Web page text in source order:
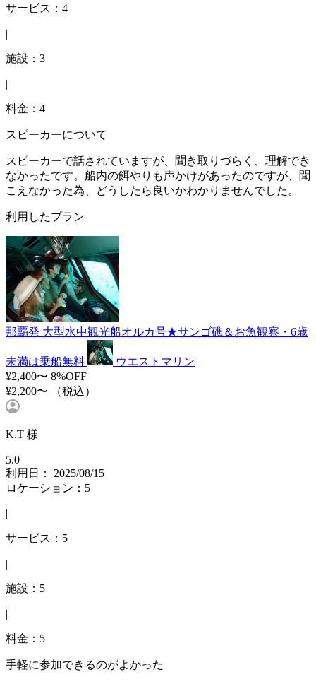
サービス：4
|
施設：3
|
料金：4
スピーカーについて
スピーカーで話されていますが、聞き取りづらく、理解でき
なかったです。船内の餌やりも声かけがあったのですが、聞
こえなかった為、どうしたら良いかわかりませんでした。
利用したプラン
那覇発 大型水中観光船オルカ号★サンゴ礁＆お魚観察・6歳
未満は乗船無料
ウエストマリン
¥2,400〜 8%OFF
¥2,200〜
（税込）
K.T 様
5.0
利用日： 2025/08/15
ロケーション：5
|
サービス：5
|
施設：5
|
料金：5
手軽に参加できるのがよかった